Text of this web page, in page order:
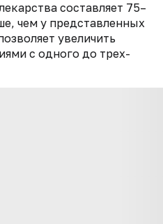
составляет 75–
чем у представленных
увеличить
с одного до трех-